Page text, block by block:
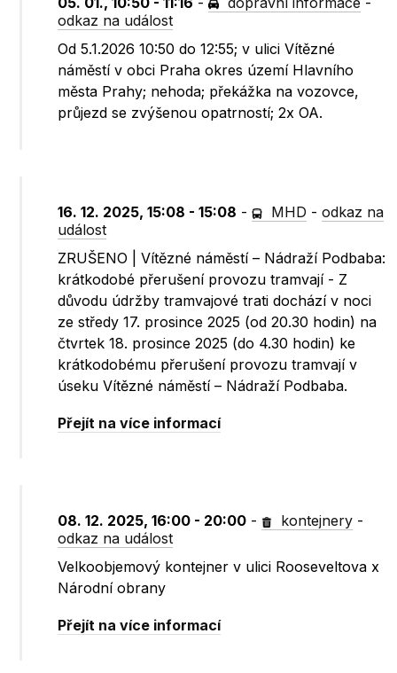
odkaz na událost
Od 5.1.2026 10:50 do 12:55; v ulici Vítězné
náměstí v obci Praha okres území Hlavního
města Prahy; nehoda; překážka na vozovce,
průjezd se zvýšenou opatrností; 2x OA.
16. 12. 2025, 15:08 - 15:08 - MHD -odkaz na
událost
ZRUŠENO | Vítězné náměstí – Nádraží Podbaba:
krátkodobé přerušení provozu tramvají - Z
důvodu údržby tramvajové trati dochází v noci
ze středy 17. prosince 2025 (od 20.30 hodin) na
čtvrtek 18. prosince 2025 (do 4.30 hodin) ke
krátkodobému přerušení provozu tramvají v
úseku Vítězné náměstí – Nádraží Podbaba.
Přejít na více informací
08. 12. 2025, 16:00 - 20:00 - kontejnery -
odkaz na událost
Velkoobjemový kontejner v ulici Rooseveltova x
Národní obrany
Přejít na více informací